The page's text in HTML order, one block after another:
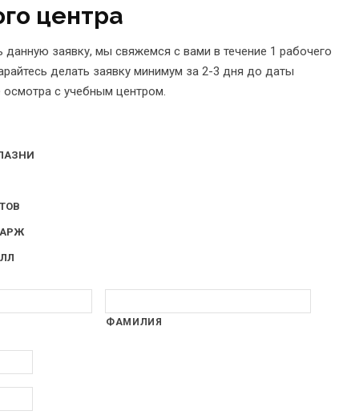
центра
заявку, мы свяжемся с вами в течение 1 рабочего
делать заявку минимум за 2-3 дня до даты
осмотра с учебным центром.
ФАМИЛИЯ